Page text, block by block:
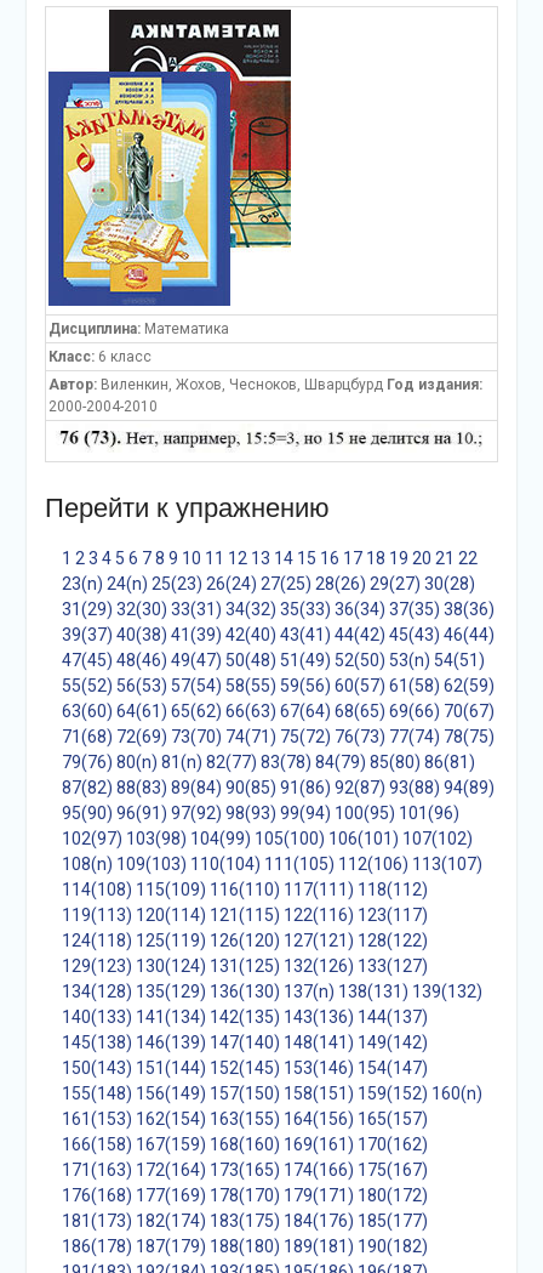
Дисциплина:Математика
Класс:6 класс
Автор:Виленкин, Жохов, Чесноков, Шварцбурд Год издания:
2000-2004-2010
Перейти к упражнению
1 2 3 4 5 6 7 8 9 10 11 12 13 14 15 16 17 18 19 20 21 22
23(n) 24(n) 25(23) 26(24) 27(25) 28(26) 29(27) 30(28)
31(29) 32(30) 33(31) 34(32) 35(33) 36(34) 37(35) 38(36)
39(37) 40(38) 41(39) 42(40) 43(41) 44(42) 45(43) 46(44)
47(45) 48(46) 49(47) 50(48) 51(49) 52(50) 53(n) 54(51)
55(52) 56(53) 57(54) 58(55) 59(56) 60(57) 61(58) 62(59)
63(60) 64(61) 65(62) 66(63) 67(64) 68(65) 69(66) 70(67)
71(68) 72(69) 73(70) 74(71) 75(72) 76(73) 77(74) 78(75)
79(76) 80(n) 81(n) 82(77) 83(78) 84(79) 85(80) 86(81)
87(82) 88(83) 89(84) 90(85) 91(86) 92(87) 93(88) 94(89)
95(90) 96(91) 97(92) 98(93) 99(94) 100(95) 101(96)
102(97) 103(98) 104(99) 105(100) 106(101) 107(102)
108(n) 109(103) 110(104) 111(105) 112(106) 113(107)
114(108) 115(109) 116(110) 117(111) 118(112)
119(113) 120(114) 121(115) 122(116) 123(117)
124(118) 125(119) 126(120) 127(121) 128(122)
129(123) 130(124) 131(125) 132(126) 133(127)
134(128) 135(129) 136(130) 137(n) 138(131) 139(132)
140(133) 141(134) 142(135) 143(136) 144(137)
145(138) 146(139) 147(140) 148(141) 149(142)
150(143) 151(144) 152(145) 153(146) 154(147)
155(148) 156(149) 157(150) 158(151) 159(152) 160(n)
161(153) 162(154) 163(155) 164(156) 165(157)
166(158) 167(159) 168(160) 169(161) 170(162)
171(163) 172(164) 173(165) 174(166) 175(167)
176(168) 177(169) 178(170) 179(171) 180(172)
181(173) 182(174) 183(175) 184(176) 185(177)
186(178) 187(179) 188(180) 189(181) 190(182)